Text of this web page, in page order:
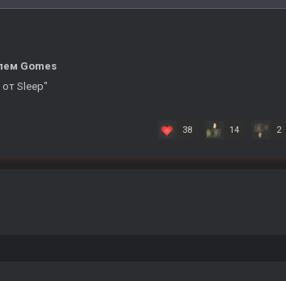
Gomes
Sleep"
38 14 2